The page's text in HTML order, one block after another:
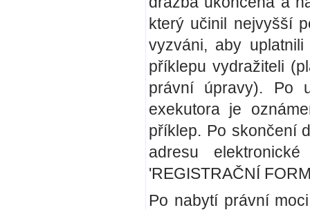
který učinil nejvyšší
vyzváni, aby
příklepu vydražiteli
právní úpravy). Po
exekutora je
příklep. Po skončení
adresu
'REGISTRAČNÍ
Po nabytí právní